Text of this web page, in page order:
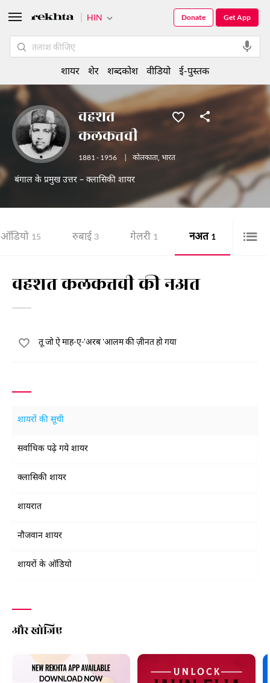
वहशत
कलकत्तवी
1881 - 1956 कोलकाता, भारत
बंगाल के प्रमुख उत्तर – क्लासिकी शायर
ऑडियो 15 रुबाई 3 गेलरी 1 नअत 1
वहशत कलकत्तवी की नअत
तू जो ऐ माह-ए-'अरब 'आलम की ज़ीनत हो गया
शायरों की सूची
सर्वाधिक पढ़े गये शायर
क्लासिकी शायर
शायरात
नौजवान शायर
शायरों के ऑडियो
और खोजिए
HIN Get App
Donate
शायर शेर शब्दकोश वीडियो ई-पुस्तक